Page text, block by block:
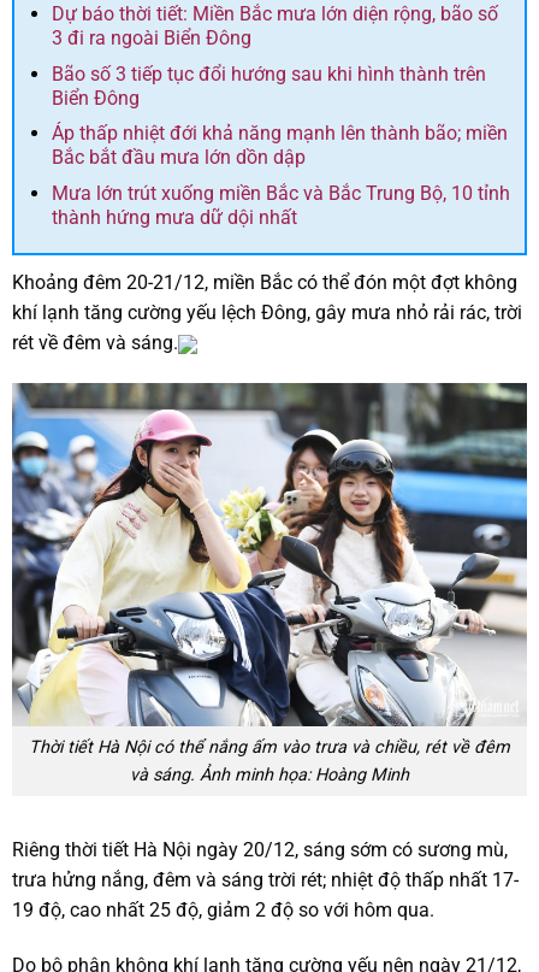
Dự báo thời tiết: Miền Bắc mưa lớn diện rộng, bão số
3 đi ra ngoài Biển Đông
Bão số 3 tiếp tục đổi hướng sau khi hình thành trên
Biển Đông
Áp thấp nhiệt đới khả năng mạnh lên thành bão; miền
Bắc bắt đầu mưa lớn dồn dập
Mưa lớn trút xuống miền Bắc và Bắc Trung Bộ, 10 tỉnh
thành hứng mưa dữ dội nhất
Khoảng đêm 20-21/12, miền Bắc có thể đón một đợt không
khí lạnh tăng cường yếu lệch Đông, gây mưa nhỏ rải rác, trời
rét về đêm và sáng.
Thời tiết Hà Nội có thể nắng ấm vào trưa và chiều, rét về đêm
và sáng. Ảnh minh họa: Hoàng Minh
Riêng thời tiết Hà Nội ngày 20/12, sáng sớm có sương mù,
trưa hửng nắng, đêm và sáng trời rét; nhiệt độ thấp nhất 17-
19 độ, cao nhất 25 độ, giảm 2 độ so với hôm qua.
Do bộ phận không khí lạnh tăng cường yếu nên ngày 21/12,